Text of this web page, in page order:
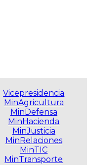
Vicepresidencia
MinAgricultura
MinDefensa
MinHacienda
MinJusticia
MinRelaciones
MinTIC
MinTransporte